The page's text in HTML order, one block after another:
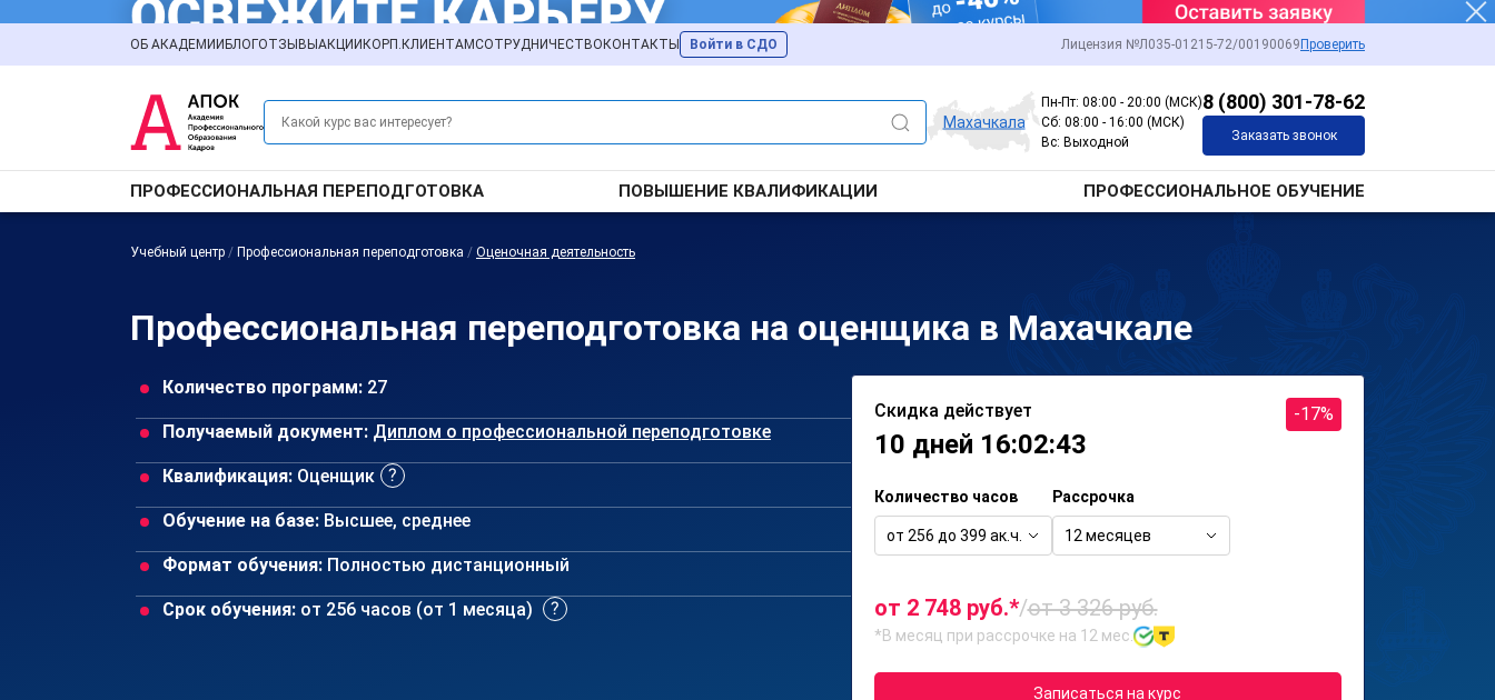
ОБ АКАДЕМИИ БЛОГОТЗЫВЫ АКЦИИ КОРП.КЛИЕНТАМСОТРУДНИЧЕСТВО КОНТАКТЫ Войти в СДО Лицензия №Л035-01215-72/00190069 Проверить
Махачкала
Пн-Пт: 08:00 - 20:00 (МСК)
Сб: 08:00 - 16:00 (МСК)
Вс: Выходной
8 (800) 301-78-62
Заказать звонок
ПРОФЕССИОНАЛЬНАЯ ПЕРЕПОДГОТОВКА ПОВЫШЕНИЕ КВАЛИФИКАЦИИ ПРОФЕССИОНАЛЬНОЕ ОБУЧЕНИЕ
Учебный центр / Профессиональная переподготовка / Оценочная деятельность
Профессиональная переподготовка на оценщика в Махачкале
Количество программ: 27
Получаемый документ: Диплом о профессиональной переподготовке
Квалификация: Оценщик
Обучение на базе: Высшее, среднее
Формат обучения: Полностью дистанционный
Срок обучения: от 256 часов (от 1 месяца)
Скидка действует
10 дней 16:02:43
-17%
Количество часов
от 256 до 399 ак.ч.
Рассрочка
12 месяцев
от 2 748 руб.*/от 3 326 руб.
*В месяц при рассрочке на 12 мес.
Записаться на курс